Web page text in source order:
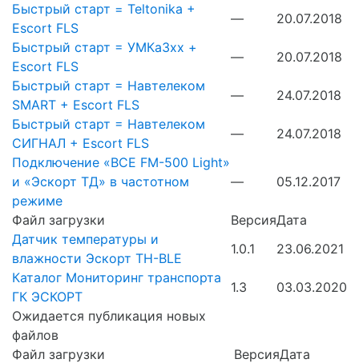
Быстрый старт = Teltonika +
Escort FLS
—
20.07.2018
Быстрый старт = УМКа3хх +
Escort FLS
—
20.07.2018
Быстрый старт = Навтелеком
SMART + Escort FLS
—
24.07.2018
Быстрый старт = Навтелеком
СИГНАЛ + Escort FLS
—
24.07.2018
Подключение «ВСЕ FM-500 Light»
и «Эскорт ТД» в частотном
режиме
— 05.12.2017
Файл загрузки ВерсияДата
Датчик температуры и
влажности Эскорт TH-BLE
1.0.1
23.06.2021
Каталог Мониторинг транспорта
ГК ЭСКОРТ
1.3
03.03.2020
Ожидается публикация новых
файлов
Файл загрузки
ВерсияДата